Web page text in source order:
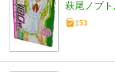
萩尾ノブト
153